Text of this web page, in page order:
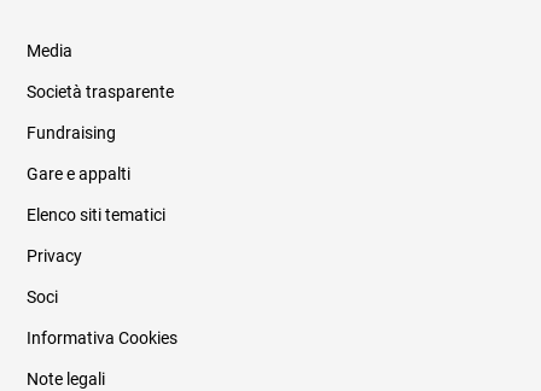
Informazioni legali e trasparenza
Media
Società trasparente
Fundraising
Gare e appalti
Elenco siti tematici
Privacy
Soci
Informativa Cookies
Note legali